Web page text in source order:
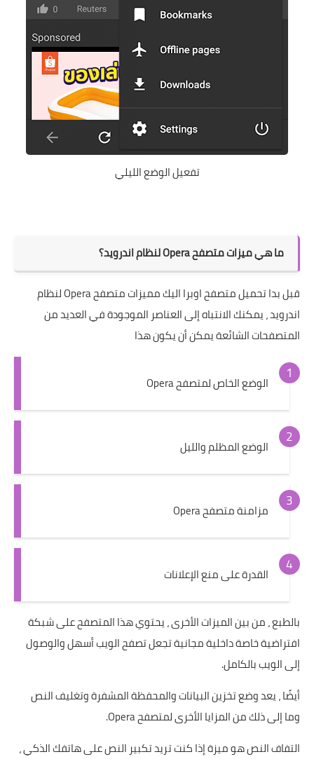
تفعيل الوضع الليلي
ما هي ميزات متصفح Opera لنظام اندرويد؟
قبل بدا تحميل متصفح اوبرا اليك مميزات متصفح Opera لنظام
اندرويد ، يمكنك الانتباه إلى العناصر الموجودة في العديد من
المتصفحات الشائعة يمكن أن يكون هذا
الوضع الخاص لمتصفح Opera
الوضع المظلم والليل
مزامنة متصفح Opera
القدرة على منع الإعلانات
بالطبع ، من بين الميزات الأخرى ، يحتوي هذا المتصفح على شبكة
افتراضية خاصة داخلية مجانية تجعل تصفح الويب أسهل والوصول
إلى الويب بالكامل.
أيضًا ، يعد وضع تخزين البيانات والمحفظة المشفرة وتغليف النص
وما إلى ذلك من المزايا الأخرى لمتصفح Opera.
التفاف النص هو ميزة إذا كنت تريد تكبير النص على هاتفك الذكي ،